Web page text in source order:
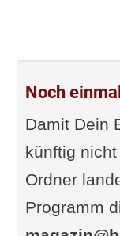
Noch
Damit Dein
künftig
Ordner
Programm